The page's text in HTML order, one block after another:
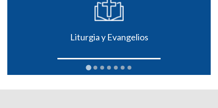
Liturgia y Evangelios